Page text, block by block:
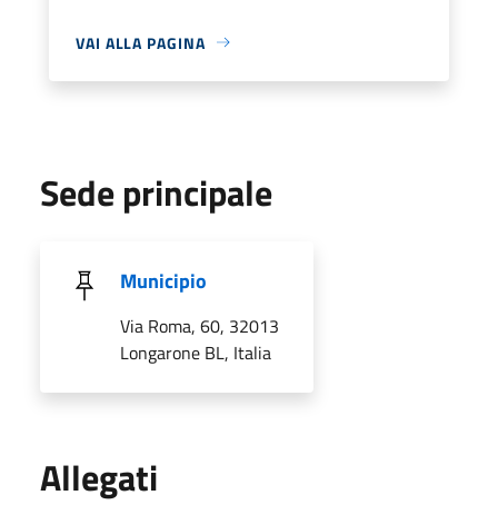
VAI ALLA PAGINA
Sede principale
Municipio
Via Roma, 60, 32013
Longarone BL, Italia
Allegati